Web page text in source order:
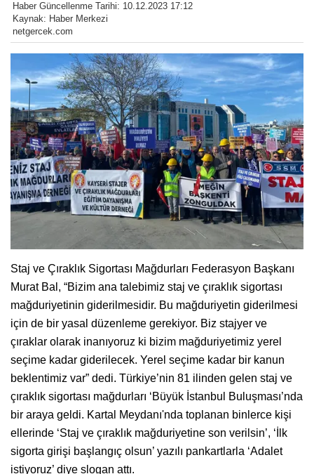
Haber Güncellenme Tarihi: 10.12.2023 17:12
Kaynak: Haber Merkezi
netgercek.com
Staj ve Çıraklık Sigortası Mağdurları Federasyon Başkanı
Murat Bal, “Bizim ana talebimiz staj ve çıraklık sigortası
mağduriyetinin giderilmesidir. Bu mağduriyetin giderilmesi
için de bir yasal düzenleme gerekiyor. Biz stajyer ve
çıraklar olarak inanıyoruz ki bizim mağduriyetimiz yerel
seçime kadar giderilecek. Yerel seçime kadar bir kanun
beklentimiz var” dedi. Türkiye’nin 81 ilinden gelen staj ve
çıraklık sigortası mağdurları ‘Büyük İstanbul Buluşması’nda
bir araya geldi. Kartal Meydanı'nda toplanan binlerce kişi
ellerinde ‘Staj ve çıraklık mağduriyetine son verilsin’, ‘İlk
sigorta girişi başlangıç olsun’ yazılı pankartlarla ‘Adalet
istiyoruz’ diye slogan attı.